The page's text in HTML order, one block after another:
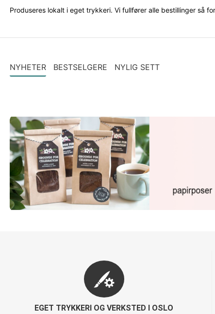
Produseres lokalt i eget trykkeri. Vi fullfører alle bestillinger så
NYHETER BESTSELGERE NYLIG SETT
EGET TRYKKERI OG VERKSTED I OSLO